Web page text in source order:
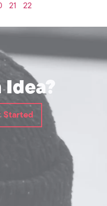
21 22
Idea?
Started